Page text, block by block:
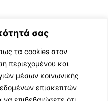
σας
τα cookies στον
περιεχομένου και
μέσων κοινωνικής
επισκεπτών